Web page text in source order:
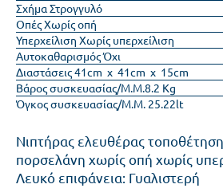
ΣχήμαΣτρογγυλό
ΟπέςΧωρίς οπή
Υπερχείλιση Χωρίς υπερχείλιση
ΑυτοκαθαρισμόςΌχι
Διαστάσεις41cm x 41cm x 15cm
Βάρος συσκευασίας/Μ.Μ.8.2 Kg
Όγκος συσκευασίας/Μ.Μ. 25.22lt
Νιπτήρας ελευθέρας
πορσελάνη χωρίς οπή χωρίς
Λευκό επιφάνεια: Γυαλιστερή